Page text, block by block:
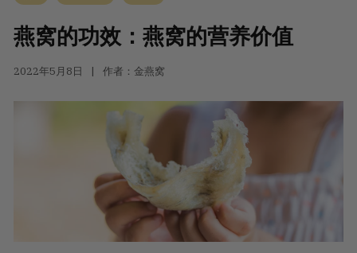
燕窝的功效：燕窝的营养价值
2022年5月8日 作者：金燕窝